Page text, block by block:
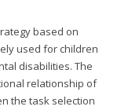
based on
used for children
disabilities. The
relationship of
the task selection